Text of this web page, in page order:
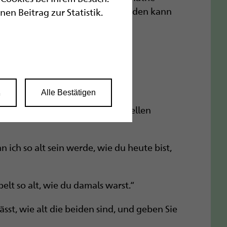
von neueren Olympiaden kann
Die Teilnahme an der
Geburtstag und stellen
ich so alt sein werde, wie du heute bist,
so alt, wie du damals warst.“
wie alt die beiden sind, und geben Sie
Beitrag zur Statistik.
Alle Bestätigen